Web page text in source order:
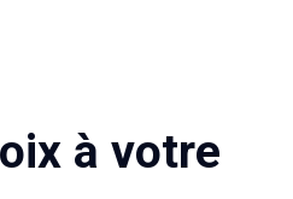
à votre